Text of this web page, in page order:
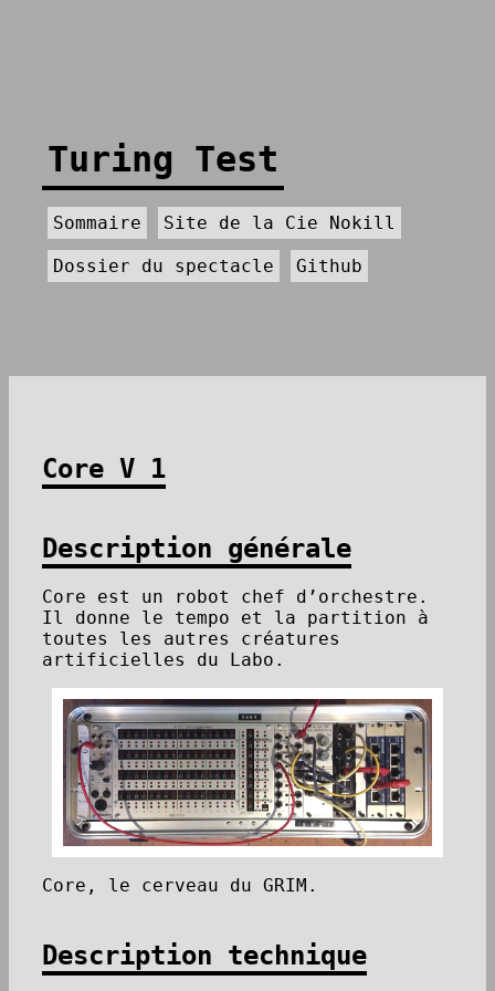
Turing Test
Sommaire Site de la Cie Nokill
Dossier du spectacle Github
Core V 1
Description générale
Core est un robot chef d’orchestre.
Il donne le tempo et la partition à
toutes les autres créatures
artificielles du Labo.
Core, le cerveau du GRIM.
Description technique